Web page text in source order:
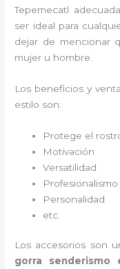
Tepemecatl
ser ideal para
dejar de mencionar
mujer u hombre.
Los beneficios y
estilo son:
Protege el
Motivación
Versatilidad
Profesionalismo
Personalidad
etc.
Los accesorios son
gorra senderismo